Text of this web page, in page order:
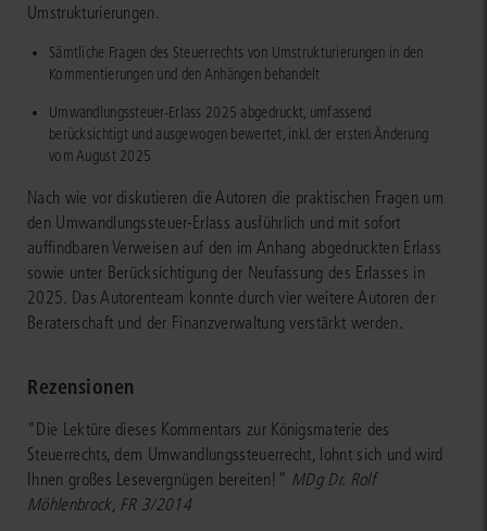
Umstrukturierungen.
Sämtliche Fragen des Steuerrechts von Umstrukturierungen in den
Kommentierungen und den Anhängen behandelt
Umwandlungssteuer-Erlass 2025 abgedruckt, umfassend
berücksichtigt und ausgewogen bewertet, inkl. der ersten Änderung
vom August 2025
Nach wie vor diskutieren die Autoren die praktischen Fragen um
den Umwandlungssteuer-Erlass ausführlich und mit sofort
auffindbaren Verweisen auf den im Anhang abgedruckten Erlass
sowie unter Berücksichtigung der Neufassung des Erlasses in
2025. Das Autorenteam konnte durch vier weitere Autoren der
Beraterschaft und der Finanzverwaltung verstärkt werden.
Rezensionen
"Die Lektüre dieses Kommentars zur Königsmaterie des
Steuerrechts, dem Umwandlungssteuerrecht, lohnt sich und wird
Ihnen großes Lesevergnügen bereiten!" MDg Dr. Rolf
Möhlenbrock, FR 3/2014